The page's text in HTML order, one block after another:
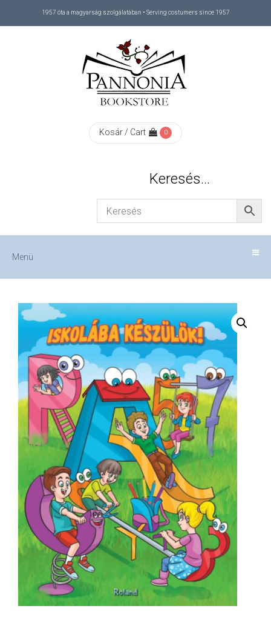
1957 óta a magyarság szolgálatában • Serving costumers since 1957
Kosár / Cart 0
Keresés…
Menü
SHOP
KAPCSOLAT
CONTACT
US